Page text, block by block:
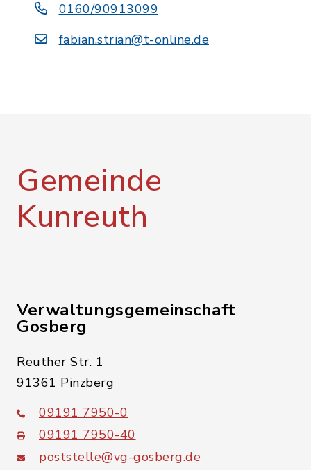
0160/90913099
fabian.strian@t-online.de
Gemeinde
Kunreuth
Verwaltungsgemeinschaft
Gosberg
Reuther Str. 1
91361 Pinzberg
09191 7950-0
09191 7950-40
poststelle@vg-gosberg.de